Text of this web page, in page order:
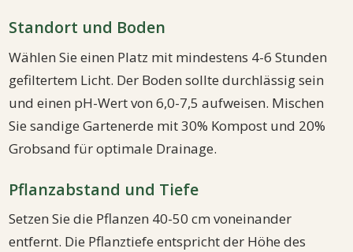
Standort und Boden
Wählen Sie einen Platz mit mindestens 4-6 Stunden
gefiltertem Licht. Der Boden sollte durchlässig sein
und einen pH-Wert von 6,0-7,5 aufweisen. Mischen
Sie sandige Gartenerde mit 30% Kompost und 20%
Grobsand für optimale Drainage.
Pflanzabstand und Tiefe
Setzen Sie die Pflanzen 40-50 cm voneinander
entfernt. Die Pflanztiefe entspricht der Höhe des